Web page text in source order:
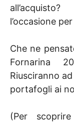
l’occasione
Che ne
Fornarina
Riusciranno
portafogli ai
(Per